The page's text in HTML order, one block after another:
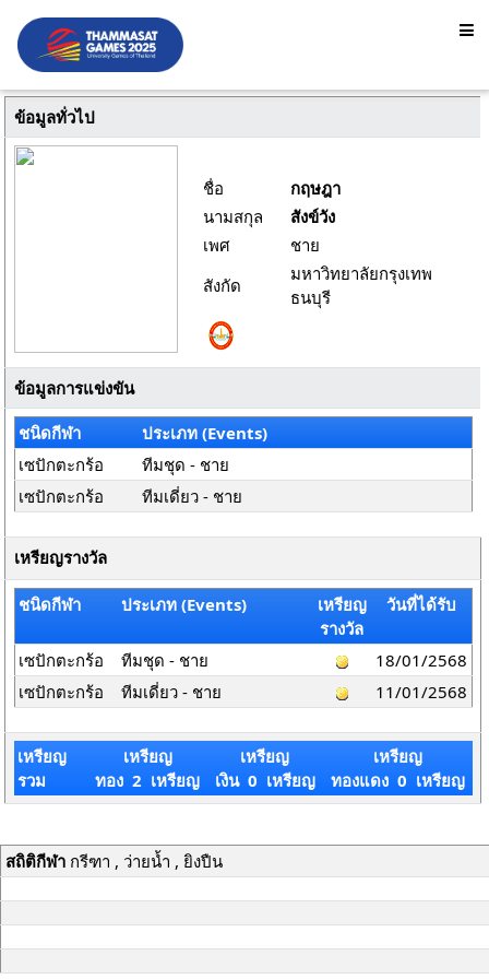
ข้อมูลทั่วไป
ชื่อ
กฤษฎา
นามสกุล
สังข์วัง
เพศ
ชาย
สังกัด
มหาวิทยาลัยกรุงเทพ
ธนบุรี
ข้อมูลการแข่งขัน
ชนิดกีฬา
ประเภท (Events)
เซปักตะกร้อ
ทีมชุด - ชาย
เซปักตะกร้อ
ทีมเดี่ยว - ชาย
เหรียญรางวัล
ชนิดกีฬา ประเภท (Events)
เหรียญ
รางวัล
วันที่ได้รับ
เซปักตะกร้อ ทีมชุด - ชาย
18/01/2568
เซปักตะกร้อ
ทีมเดี่ยว - ชาย 11/01/2568
เหรียญ
รวม
เหรียญ
ทอง 2 เหรียญ
เหรียญ
เงิน 0 เหรียญ
เหรียญ
ทองแดง 0 เหรียญ
สถิติกีฬากรีฑา , ว่ายน้ำ , ยิงปืน